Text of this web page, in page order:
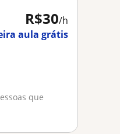
R$30/h
aula grátis
que